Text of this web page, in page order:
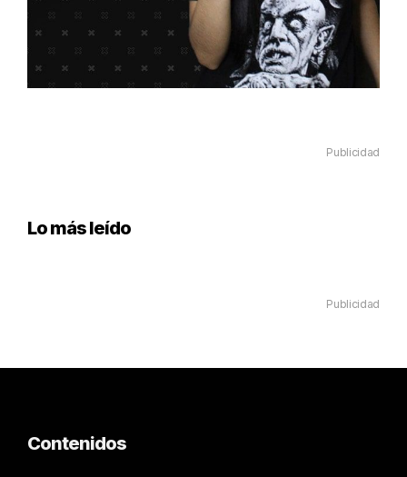
Publicidad
Lo más leído
Publicidad
Contenidos